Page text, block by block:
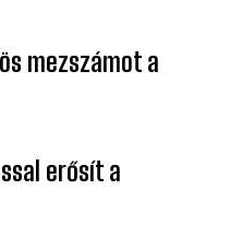
mezszámot a
erősít a